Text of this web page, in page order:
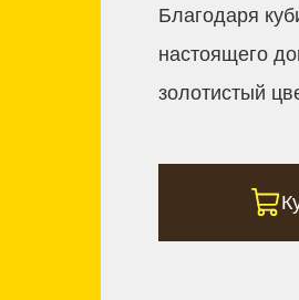
Благодаря
настоящего
золотистый